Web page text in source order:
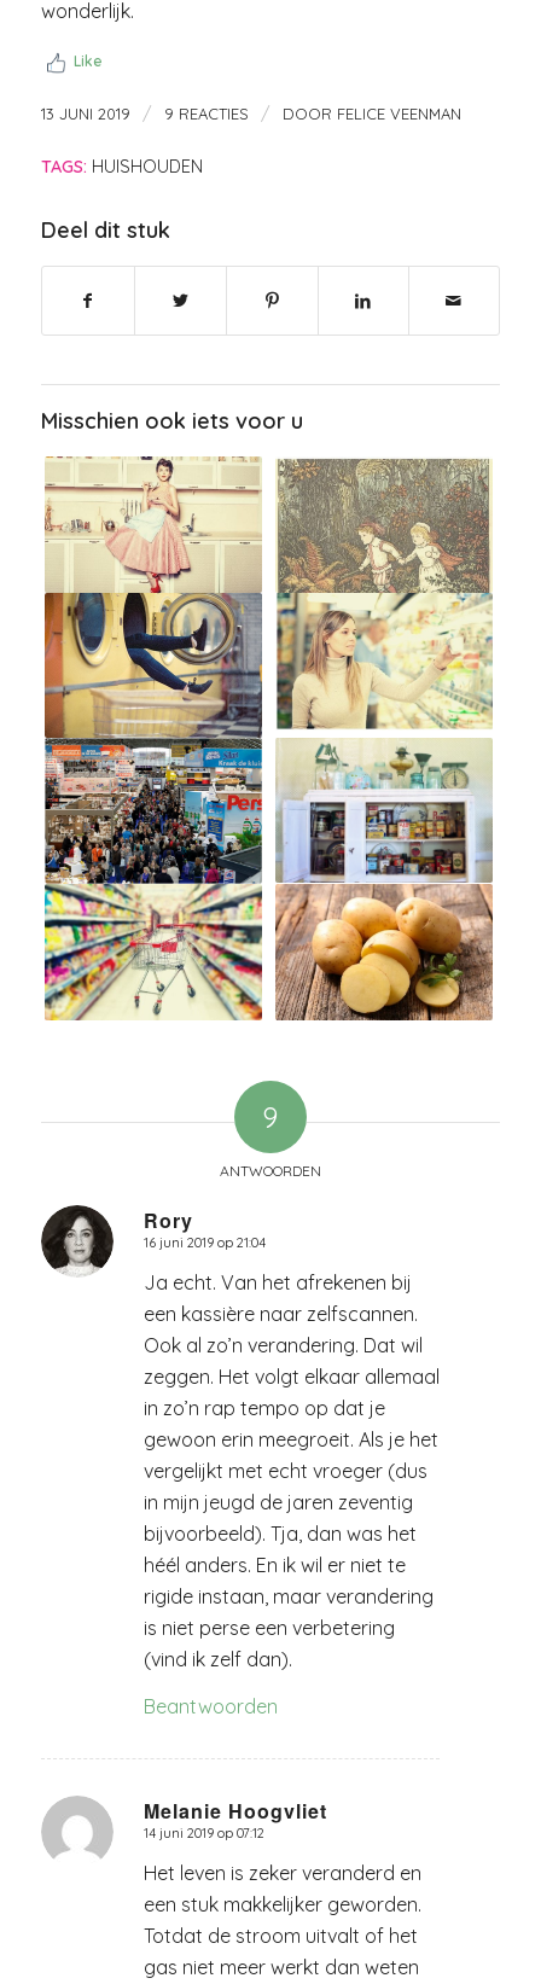
wonderlijk.
Like
13 JUNI 2019 / 9 REACTIES / DOOR FELICE VEENMAN
TAGS: HUISHOUDEN
Deel dit stuk
Misschien ook iets voor u
9
ANTWOORDEN
Rory
zegt:
16 juni 2019 op 21:04
Ja echt. Van het afrekenen bij
een kassière naar zelfscannen.
Ook al zo’n verandering. Dat wil
zeggen. Het volgt elkaar allemaal
in zo’n rap tempo op dat je
gewoon erin meegroeit. Als je het
vergelijkt met echt vroeger (dus
in mijn jeugd de jaren zeventig
bijvoorbeeld). Tja, dan was het
héél anders. En ik wil er niet te
rigide instaan, maar verandering
is niet perse een verbetering
(vind ik zelf dan).
Beantwoorden
Melanie Hoogvliet
zegt:
14 juni 2019 op 07:12
Het leven is zeker veranderd en
een stuk makkelijker geworden.
Totdat de stroom uitvalt of het
gas niet meer werkt dan weten